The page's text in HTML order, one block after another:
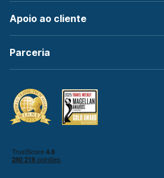
Apoio ao cliente
Parceria